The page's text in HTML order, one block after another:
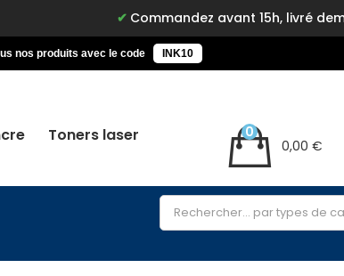
Commandez avant 15h, livré demain.
nos produits avec le code INK10
Toners laser
0,00 €
0